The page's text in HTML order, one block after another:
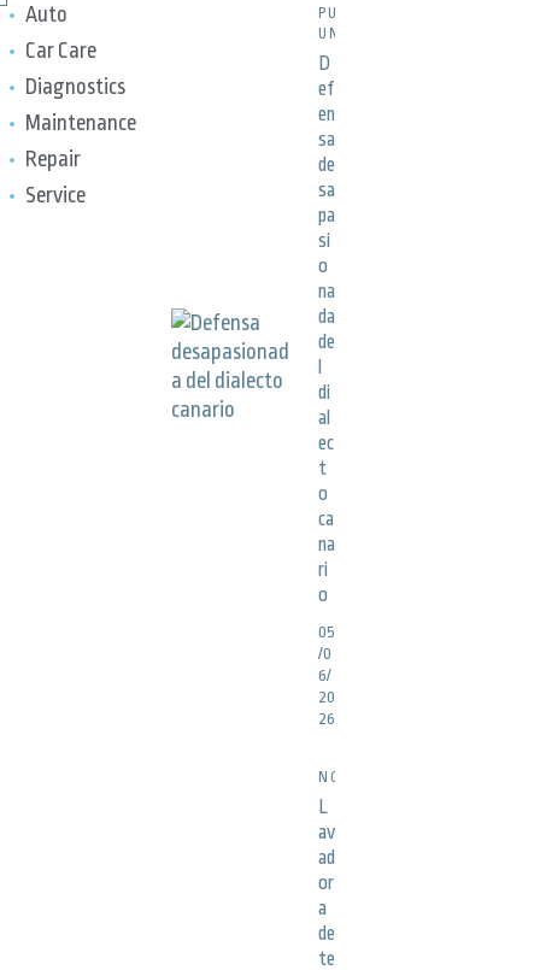
Auto
Car Care
Diagnostics
Maintenance
Repair
Service
PUBLICACIONES,
UNCATEGORIZED
D
ef
en
sa
de
sa
pa
si
o
na
da
de
di
al
ec
t
o
ca
na
ri
o
05
/0
6/
20
26
NOTICIAS
L
av
ad
or
a
de
te